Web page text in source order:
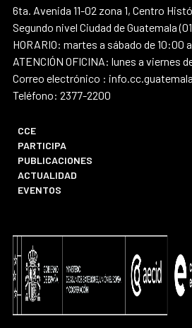
6ta. Avenida 11-02 zona 1, Centro
Segundo nivel Ciudad de Guatemala
HORARIO: martes a sábado de 10:00
ATENCIÓN OFICINA: lunes a viernes
Correo electrónico :
Teléfono: 2377-2200
CCE
PARTICIPA
PUBLICACIONES
ACTUALIDAD
EVENTOS